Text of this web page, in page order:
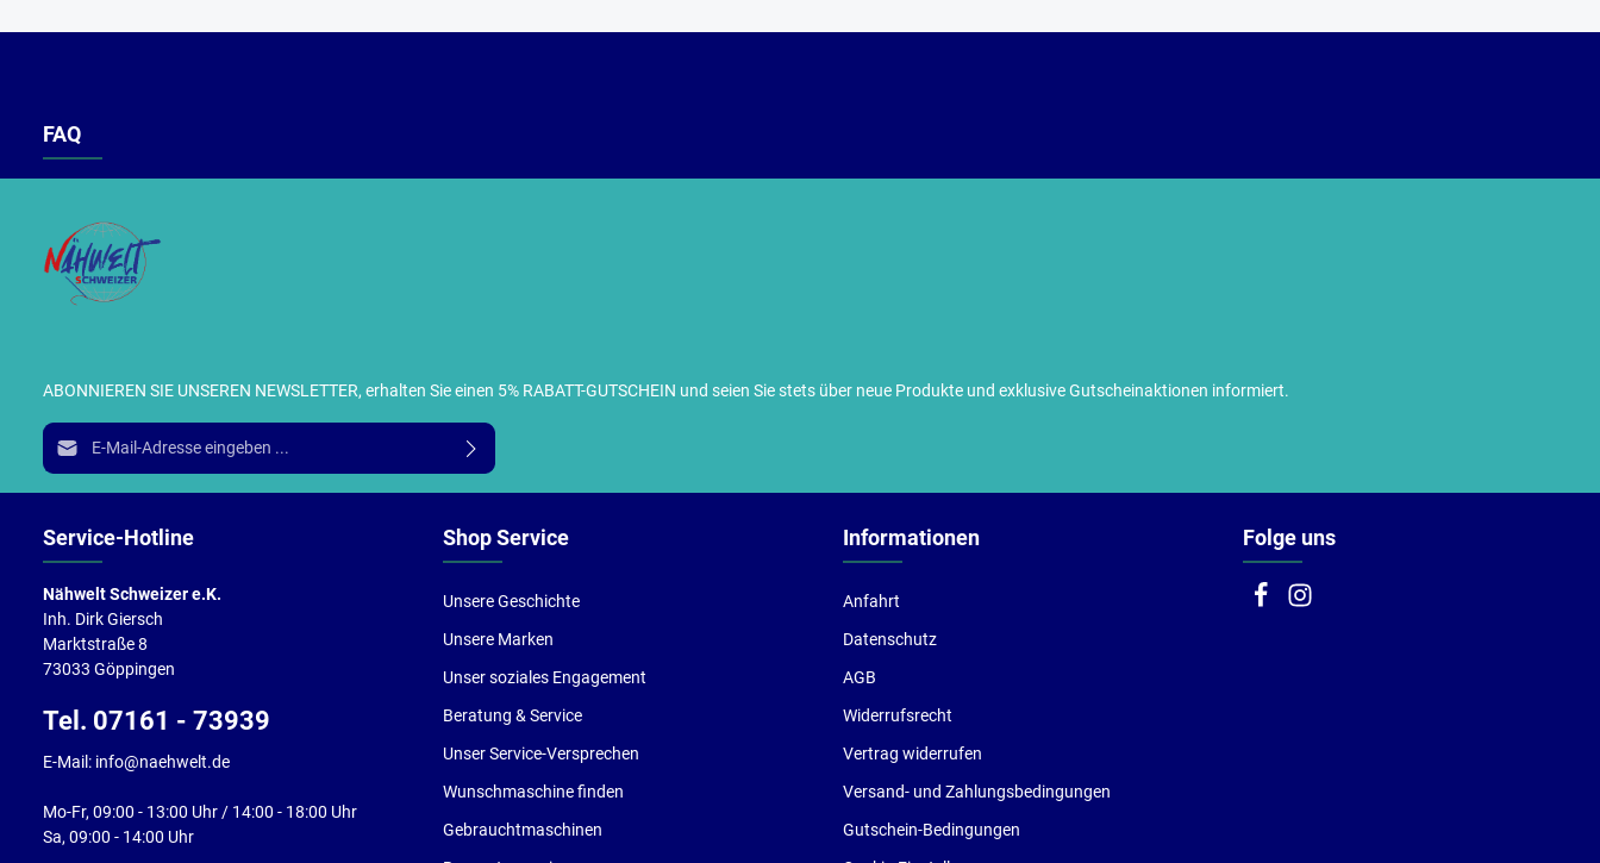
ABONNIEREN SIE UNSEREN NEWSLETTER, erhalten Sie einen 5% RABATT-GUTSCHEIN und seien Sie stets über neue Produkte und exklusive Gutscheinaktionen informiert.
E-Mail-Adresse*
Folge uns
Service-Hotline
Nähwelt Schweizer e.K.
Inh. Dirk Giersch
Marktstraße 8
73033 Göppingen
Tel. 07161 - 73939
E-Mail: info@naehwelt.de
Mo-Fr, 09:00 - 13:00 Uhr / 14:00 - 18:00 Uhr
Sa, 09:00 - 14:00 Uhr
Shop Service
Unsere Geschichte
Unsere Marken
Unser soziales Engagement
Beratung & Service
Unser Service-Versprechen
Wunschmaschine finden
Gebrauchtmaschinen
Informationen
Anfahrt
Datenschutz
AGB
Widerrufsrecht
Vertrag widerrufen
Versand- und Zahlungsbedingungen
Gutschein-Bedingungen
FAQ